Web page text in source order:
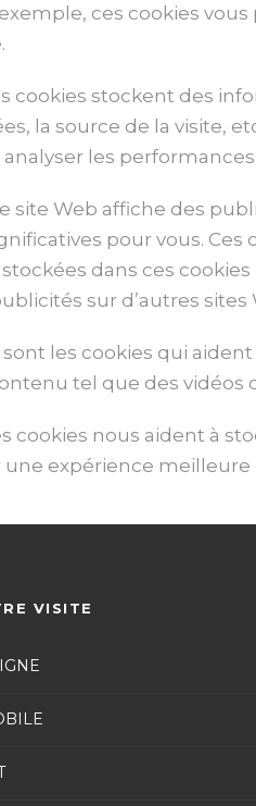
ces cookies
cookies stockent des
la source de la visite,
les
site Web affiche des
pour vous.
dans ces
sur d’autres sites
sont les cookies qui
tel que des
cookies nous aident à
une expérience
VISITE